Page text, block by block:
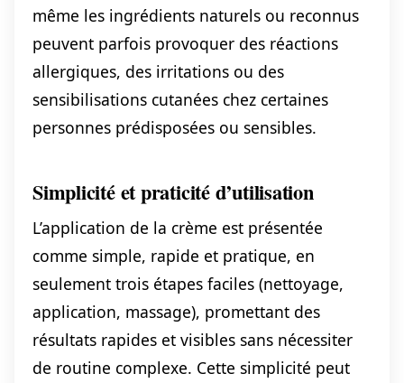
même les ingrédients naturels ou reconnus
peuvent parfois provoquer des réactions
allergiques, des irritations ou des
sensibilisations cutanées chez certaines
personnes prédisposées ou sensibles.
Simplicité et praticité d’utilisation
L’application de la crème est présentée
comme simple, rapide et pratique, en
seulement trois étapes faciles (nettoyage,
application, massage), promettant des
résultats rapides et visibles sans nécessiter
de routine complexe. Cette simplicité peut